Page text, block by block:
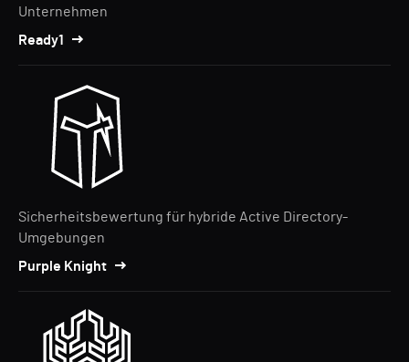
Unternehmen
Ready1
Sicherheitsbewertung für hybride Active Directory-
Umgebungen
Purple Knight